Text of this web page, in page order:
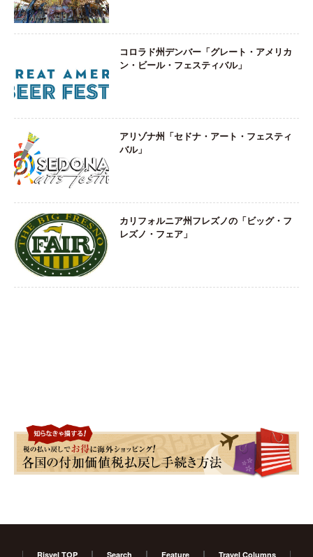
コロラド州デンバー「グレート・アメリカ
ン・ビール・フェスティバル」
アリゾナ州「セドナ・アート・フェスティ
バル」
カリフォルニア州フレズノの「ビッグ・フ
レズノ・フェア」
Risvel TOP Search Feature Travel Columns